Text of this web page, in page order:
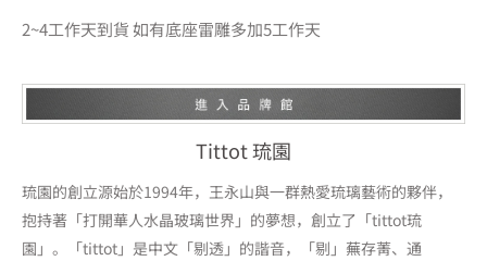
2~4工作天到貨 如有底座雷雕多加5工作天
Tittot 琉園
琉園的創立源始於1994年，王永山與一群熱愛琉璃藝術的夥伴，
抱持著「打開華人水晶玻璃世界」的夢想，創立了「tittot琉
園」。「tittot」是中文「剔透」的諧音，「剔」蕪存菁、通